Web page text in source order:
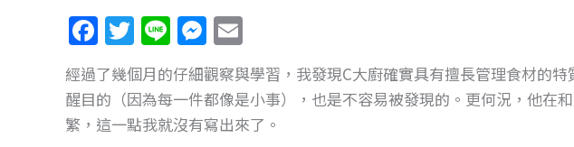
F
a
c
e
T
w
itt
er
Li
n
e
M
e
ss
e
m
ai
l
經過了幾個月的仔細觀察與學習，我發現C大廚確實具有擅長管理食材的
醒目的（因為每一件都像是小事），也是不容易被發現的。更何況，他在
繁，這一點我就沒有寫出來了。